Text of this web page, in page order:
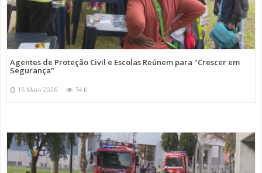
Agentes de Proteção Civil e Escolas Reúnem para "Crescer em
Segurança"
15 Maio 2026 74 K